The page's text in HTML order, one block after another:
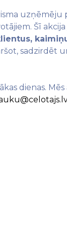
uzņēmēju
Šī
sadzirdēt
dienas.